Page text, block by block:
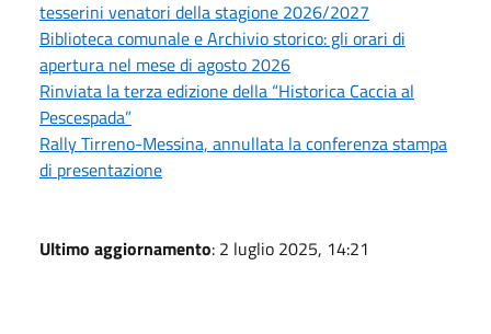
tesserini venatori della stagione 2026/2027
Biblioteca comunale e Archivio storico: gli orari di
apertura nel mese di agosto 2026
Rinviata la terza edizione della “Historica Caccia al
Pescespada”
Rally Tirreno-Messina, annullata la conferenza stampa
di presentazione
Ultimo aggiornamento: 2 luglio 2025, 14:21